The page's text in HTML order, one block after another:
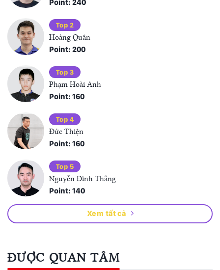
Point: 240
Top 2
Hoàng Quân
Point: 200
Top 3
Phạm Hoài Anh
Point: 160
Top 4
Đức Thiện
Point: 160
Top 5
Nguyễn Đình Thắng
Point: 140
Xem tất cả
ĐƯỢC QUAN TÂM